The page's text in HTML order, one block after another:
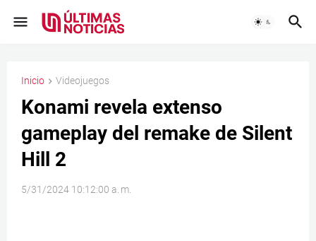
Inicio Videojuegos
Konami revela extenso
gameplay del remake de Silent
Hill 2
5/31/2024 10:12:00 a. m.